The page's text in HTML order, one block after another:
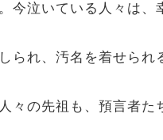
今泣いている人々は、
られ、汚名を着せられ
々の先祖も、預言者た